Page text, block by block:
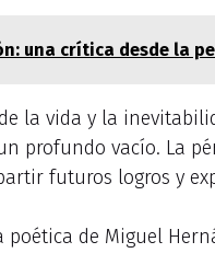
una crítica desde la
la vida y la
profundo vacío. La
futuros logros y
poética de Miguel